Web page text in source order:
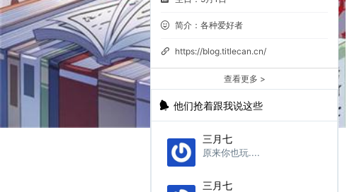
简介：各种爱好者
https://blog.titlecan.cn/
查看更多 >
他们抢着跟我说这些
三月七
原来你也玩....
三月七